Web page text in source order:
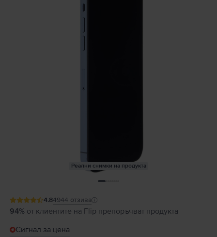
Реални снимки на продукта
4.84944 отзива
94% от клиентите на Flip препоръчват продукта
Сигнал за цена